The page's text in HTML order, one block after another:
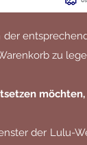
zu
der Lulu-